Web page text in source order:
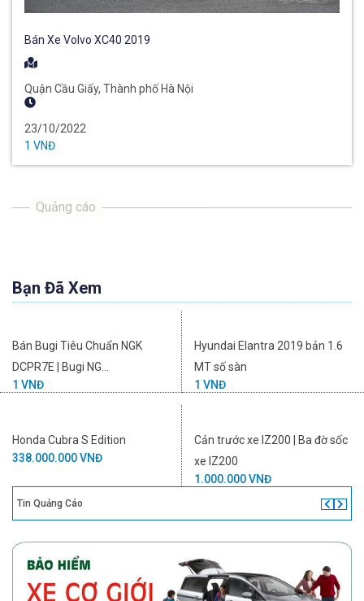
Bán Xe Volvo XC40 2019
Quận Cầu Giấy, Thành phố Hà Nội
23/10/2022
1 VNĐ
Bạn Đã Xem
Bán Bugi Tiêu Chuẩn NGK
DCPR7E | Bugi NG...
1 VNĐ
Hyundai Elantra 2019 bản 1.6
MT số sàn
1 VNĐ
Honda Cubra S Edition
338.000.000 VNĐ
Cản trước xe IZ200 | Ba đờ sốc
xe IZ200
1.000.000 VNĐ
Tin Quảng Cáo